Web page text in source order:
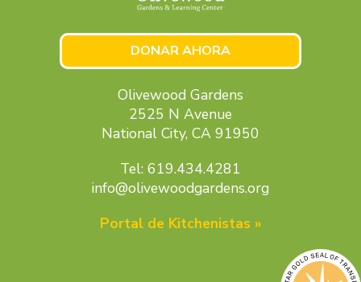
DONAR AHORA
Olivewood Gardens
2525 N Avenue
National City, CA 91950
Tel: 619.434.4281
info@olivewoodgardens.org
Portal de Kitchenistas »